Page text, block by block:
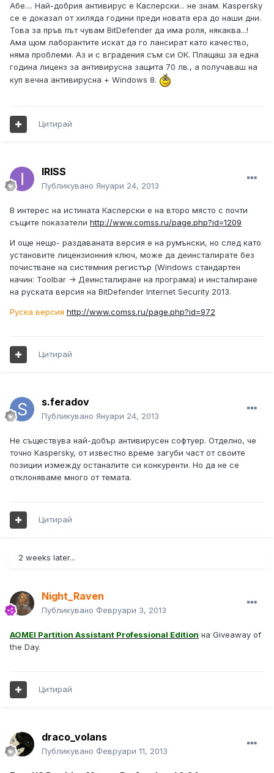
Абе.... Най-добрия антивирус е Касперски... не знам. Kaspersky
се е доказал от хиляда години преди новата ера до наши дни.
Това за пръв път чувам BitDefender да има роля, някаква...!
Ама щом лаборантите искат да го лансират като качество,
няма проблеми. Аз и с вградения съм си ОК. Плащаш за една
година лиценз за антивирусна защита 70 лв., а получаваш на
куп вечна антивирусна + Windows 8.
Цитирай
IRISS
Публикувано Януари 24, 2013
В интерес на истината Касперски е на второ място с почти
същите показатели http://www.comss.ru/page.php?id=1209
И още нещо- раздаваната версия е на румънски, но след като
установите лицензионния ключ, може да деинсталирате без
почистване на системния регистър (Windows стандартен
начин: Toolbar -> Деинсталиране на програма) и инсталиране
на руската версия на BitDefender Internet Security 2013.
Руска версия http://www.comss.ru/page.php?id=972
Цитирай
s.feradov
Публикувано Януари 24, 2013
Не съществува най-добър антивирусен софтуер. Отделно, че
точно Kaspersky, от известно време загуби част от своите
позиции измежду останалите си конкуренти. Но да не се
отклоняваме много от темата.
Цитирай
2 weeks later...
Night_Raven
Публикувано Февруари 3, 2013
AOMEI Partition Assistant Professional Edition на Giveaway of
the Day.
Цитирай
draco_volans
Публикувано Февруари 11, 2013